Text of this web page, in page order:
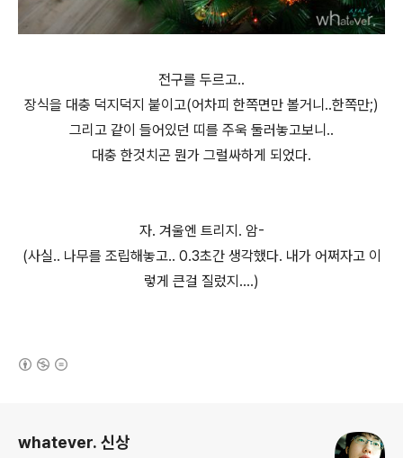
전구를 두르고..
장식을 대충 덕지덕지 붙이고(어차피 한쪽면만 볼거니..한쪽만;)
그리고 같이 들어있던 띠를 주욱 둘러놓고보니..
대충 한것치곤 뭔가 그럴싸하게 되었다.
자. 겨울엔 트리지. 암-
(사실.. 나무를 조립해놓고.. 0.3초간 생각했다. 내가 어쩌자고 이
렇게 큰걸 질렀지....)
whatever. 신상